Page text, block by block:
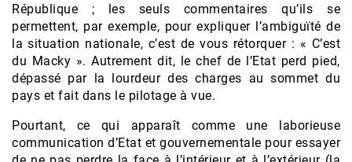
République ; les seuls commentaires qu’ils se
permettent, par exemple, pour expliquer l’ambiguïté de
la situation nationale, c’est de vous rétorquer : « C’est
du Macky ». Autrement dit, le chef de l’Etat perd pied,
dépassé par la lourdeur des charges au sommet du
pays et fait dans le pilotage à vue.
Pourtant, ce qui apparaît comme une laborieuse
communication d’Etat et gouvernementale pour essayer